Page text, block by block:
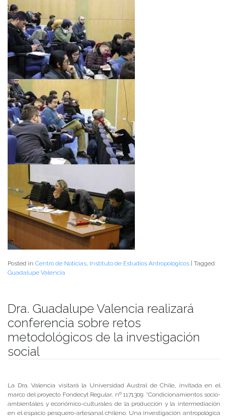
Posted in Centro de Noticias, Instituto de Estudios Antropológicos | Tagged
Guadalupe Valencia
Dra. Guadalupe Valencia realizará
conferencia sobre retos
metodológicos de la investigación
social
La Dra. Valencia visitará la Universidad Austral de Chile, invitada en el
marco del proyecto Fondecyt Regular, nº 1171309: “Condicionamientos socio-
ambientales y económico-culturales de la producción y la intermediación
en el espacio pesquero-artesanal chileno. Una investigación antropológica